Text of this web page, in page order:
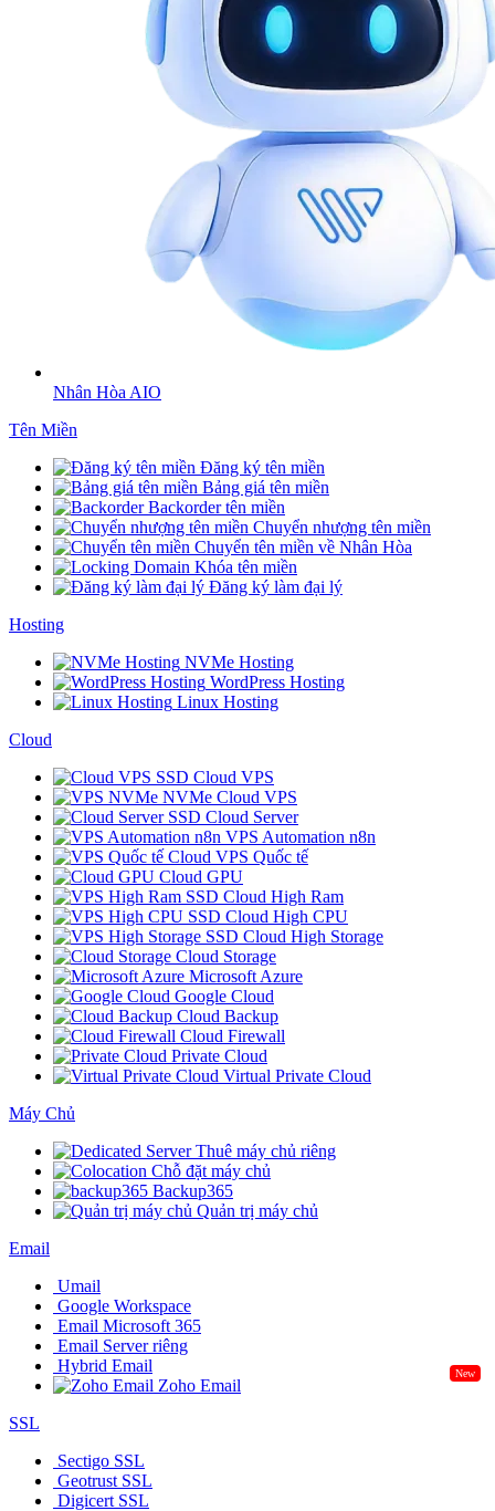
Nhân Hòa AIO
Tên Miền
Đăng ký tên miền
Bảng giá tên miền
Backorder tên miền
Chuyển nhượng tên miền
Chuyển tên miền về Nhân Hòa
Khóa tên miền
Đăng ký làm đại lý
Hosting
NVMe Hosting
WordPress Hosting
Linux Hosting
Cloud
SSD Cloud VPS
NVMe Cloud VPS
SSD Cloud Server
VPS Automation n8n
Cloud VPS Quốc tế
Cloud GPU
SSD Cloud High Ram
SSD Cloud High CPU
SSD Cloud High Storage
Cloud Storage
Microsoft Azure
Google Cloud
Cloud Backup
Cloud Firewall
Private Cloud
Virtual Private Cloud
Máy Chủ
Thuê máy chủ riêng
Chỗ đặt máy chủ
Backup365
Quản trị máy chủ
Email
Umail
Google Workspace
Email Microsoft 365
Email Server riêng
Hybrid Email
New
Zoho Email
SSL
Sectigo SSL
Geotrust SSL
Digicert SSL